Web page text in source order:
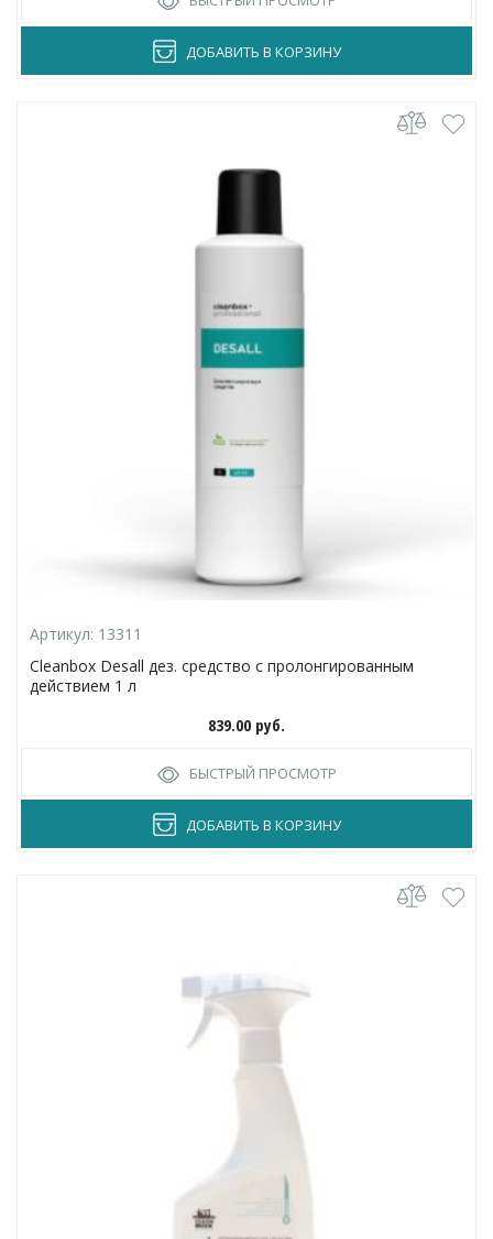
ДОБАВИТЬ В КОРЗИНУ
Артикул: 13311
Cleanbox Desall дез. средство с пролонгированным
действием 1 л
839.00 руб.
БЫСТРЫЙ ПРОСМОТР
ДОБАВИТЬ В КОРЗИНУ